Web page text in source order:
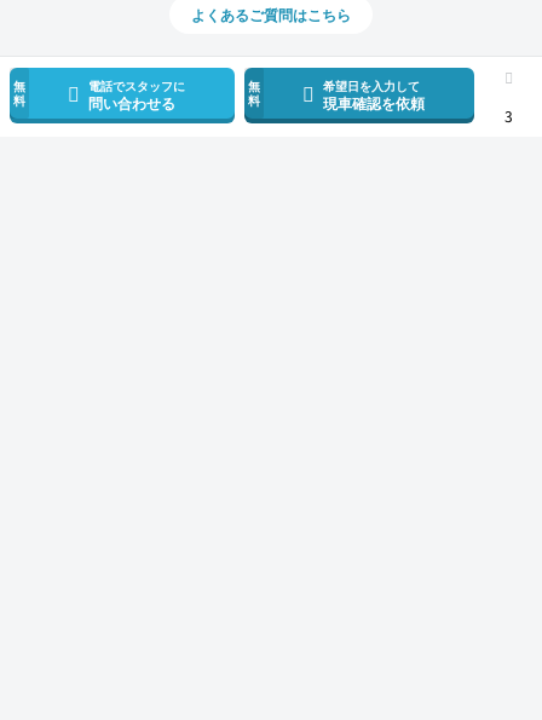
無
料
電話でスタッフに
問い合わせる
無
料
希望日を入力して
現車確認を依頼
3
よくあるご質問はこちら